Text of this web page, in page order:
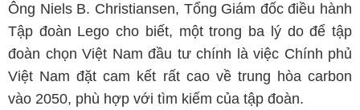
Ông Niels B. Christiansen, Tổng Giám đốc điều hành
Tập đoàn Lego cho biết, một trong ba lý do để tập
đoàn chọn Việt Nam đầu tư chính là việc Chính phủ
Việt Nam đặt cam kết rất cao về trung hòa carbon
vào 2050, phù hợp với tìm kiếm của tập đoàn.